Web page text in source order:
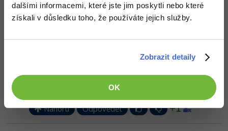
dalšími informacemi, které jste jim poskytli nebo které
získali v důsledku toho, že používáte jejich služby.
Zobrazit detaily
OK
A nebo CSS3, viď? Ano, to je úmysl.
11.10.2014 13:59
Nahoru Odpovědět +1